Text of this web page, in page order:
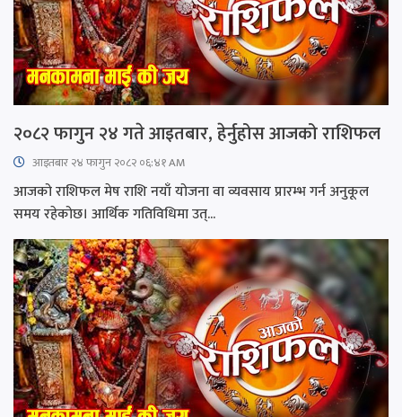
२०८२ फागुन २४ गते आइतबार, हेर्नुहोस आजको राशिफल
आइतबार​ २४ फागुन २०८२ ०६:४१ AM
आजको राशिफल मेष राशि नयाँ योजना वा व्यवसाय प्रारम्भ गर्न अनुकूल
समय रहेकोछ। आर्थिक गतिविधिमा उत्...